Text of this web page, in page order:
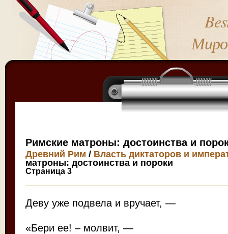
Римские матроны: достоинства и
Древний Рим / Власть диктаторов и
матроны: достоинства и пороки
Страница 3
Деву уже подвела и вручает, —
«Бери ее! – молвит, —